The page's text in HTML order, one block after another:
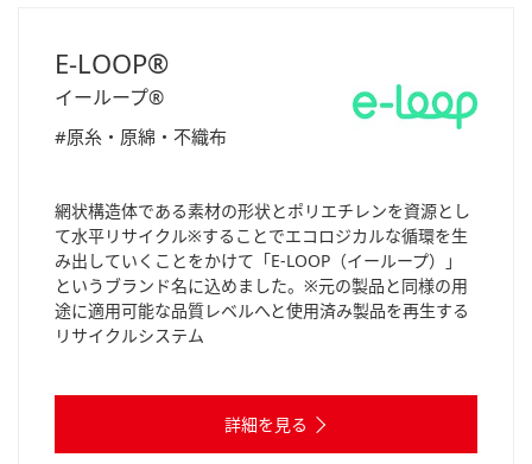
E-LOOP®
イーループ®
#原糸・原綿・不織布
網状構造体である素材の形状とポリエチレンを資源とし
て水平リサイクル※することでエコロジカルな循環を生
み出していくことをかけて「E‐LOOP（イーループ）」
というブランド名に込めました。※元の製品と同様の用
途に適用可能な品質レベルへと使用済み製品を再生する
リサイクルシステム
詳細を見る